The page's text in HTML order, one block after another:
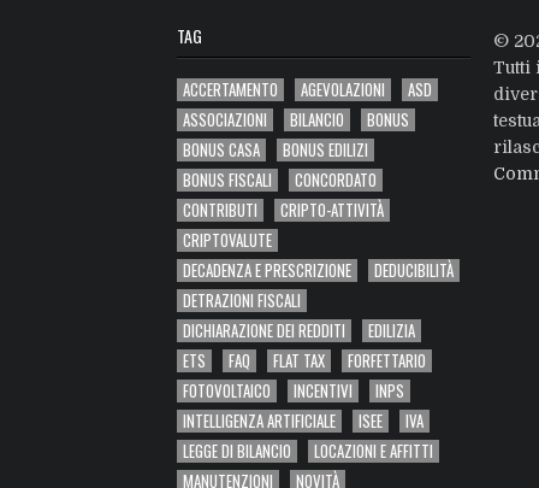
TAG
ACCERTAMENTO AGEVOLAZIONI
ASD
ASSOCIAZIONI
BILANCIO
BONUS
BONUS CASA
BONUS EDILIZI
BONUS FISCALI
CONCORDATO
CONTRIBUTI
CRIPTO-ATTIVITÀ
CRIPTOVALUTE
DECADENZA E PRESCRIZIONE
DEDUCIBILITÀ
DETRAZIONI FISCALI
DICHIARAZIONE DEI REDDITI
EDILIZIA
ETS
FAQ FLAT TAX
FORFETTARIO
FOTOVOLTAICO
INCENTIVI
INPS
INTELLIGENZA ARTIFICIALE
ISEE
IVA
LEGGE DI BILANCIO
LOCAZIONI E AFFITTI
MANUTENZIONI
NOVITÀ
©
Tutti